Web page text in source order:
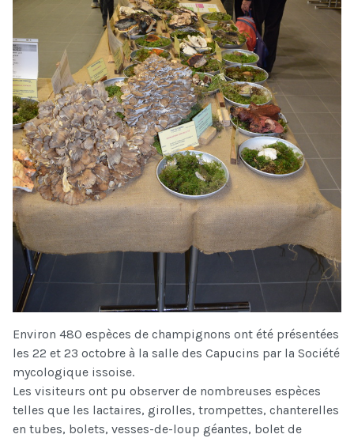
Environ 480 espèces de champignons ont été présentées
les 22 et 23 octobre à la salle des Capucins par la Société
mycologique issoise.
Les visiteurs ont pu observer de nombreuses espèces
telles que les lactaires, girolles, trompettes, chanterelles
en tubes, bolets, vesses-de-loup géantes, bolet de